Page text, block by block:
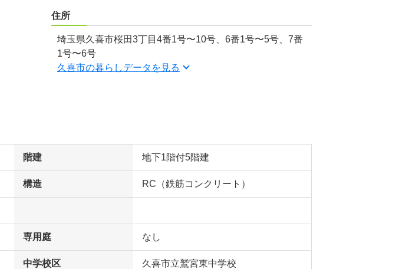
住所
埼玉県久喜市桜田3丁目4番1号〜10号、6番1号〜5号、7番
1号〜6号
久喜市の暮らしデータを見る
階建 地下1階付5階建
構造 RC（鉄筋コンクリート）
専用庭 なし
中学校区 久喜市立鷲宮東中学校